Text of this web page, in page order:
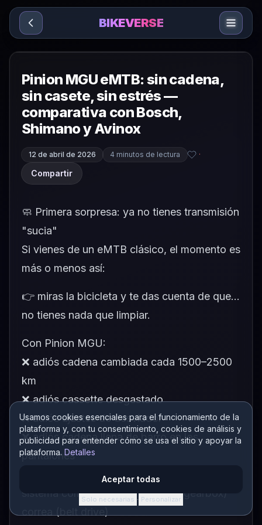
Sari la conținut
Usamos cookies esenciales para el funcionamiento de la
plataforma y, con tu consentimiento, cookies de análisis y
publicidad para entender cómo se usa el sitio y apoyar la
plataforma. Detalles
Aceptar todas
Solo necesarias · Personalizar
BIKEVERSE
Pinion MGU eMTB: sin cadena,
sin casete, sin estrés —
comparativa con Bosch,
Shimano y Avinox
12 de abril de 2026 4 minutos de lectura ·
Compartir
🧼 Primera sorpresa: ya no tienes transmisión
"sucia"
Si vienes de un eMTB clásico, el momento es
más o menos así:
👉 miras la bicicleta y te das cuenta de que...
no tienes nada que limpiar.
Con Pinion MGU:
❌ adiós cadena cambiada cada 1500–2500
km
❌ adiós cassette desgastado
❌ adiós ajustes de desviador
❌ adiós cadena llena de barro en los
pantalones
sistema completamente cerrado (gearbox)